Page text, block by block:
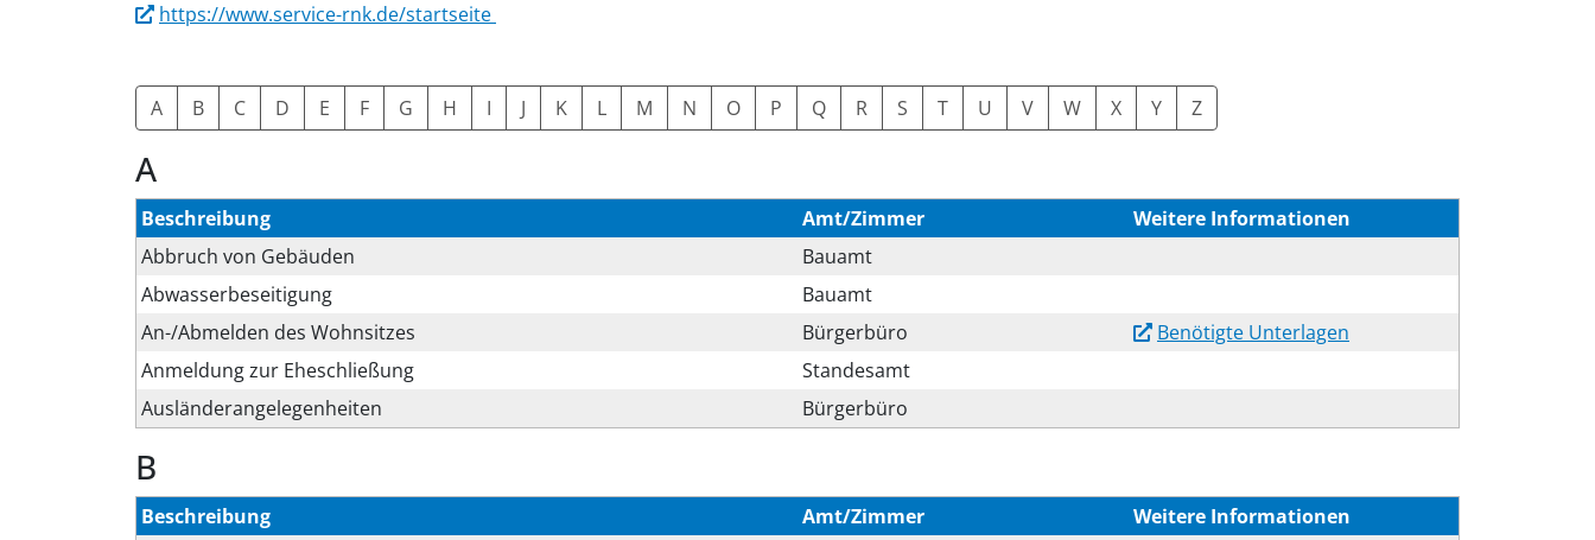
https://www.service-rnk.de/startseite
A B C D E F G H I J K L M N O P Q R S T U V W X Y Z
A
Beschreibung Amt/Zimmer
Weitere Informationen
Abbruch von Gebäuden
Bauamt
Abwasserbeseitigung
Bauamt
An-/Abmelden des Wohnsitzes
Bürgerbüro
Benötigte Unterlagen
Anmeldung zur Eheschließung
Standesamt
Ausländerangelegenheiten
Bürgerbüro
B
Beschreibung Amt/Zimmer
Weitere Informationen